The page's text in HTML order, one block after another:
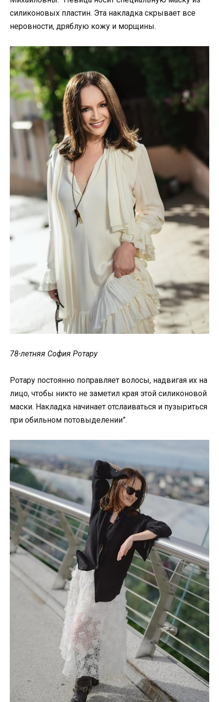
силиконовых пластин. Эта накладка скрывает все
неровности, дряблую кожу и морщины.
78-летняя София Ротару
Ротару постоянно поправляет волосы, надвигая их на
лицо, чтобы никто не заметил края этой силиконовой
маски. Накладка начинает отслаиваться и пузыриться
при обильном потовыделении”.